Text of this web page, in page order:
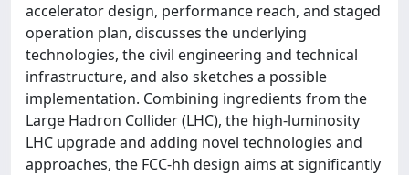
accelerator design, performance reach, and staged
operation plan, discusses the underlying
technologies, the civil engineering and technical
infrastructure, and also sketches a possible
implementation. Combining ingredients from the
Large Hadron Collider (LHC), the high-luminosity
LHC upgrade and adding novel technologies and
approaches, the FCC-hh design aims at significantly